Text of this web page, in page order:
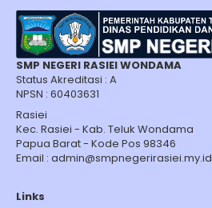
SMP NEGERI RASIEI WONDAMA
Status Akreditasi : A
NPSN : 60403631
Rasiei
Kec. Rasiei - Kab. Teluk Wondama
Papua Barat - Kode Pos 98346
Email : admin@smpnegerirasiei.my.id
Links